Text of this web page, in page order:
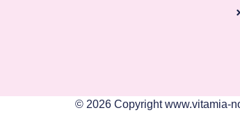
© 2026 Copyright www.vitamia-